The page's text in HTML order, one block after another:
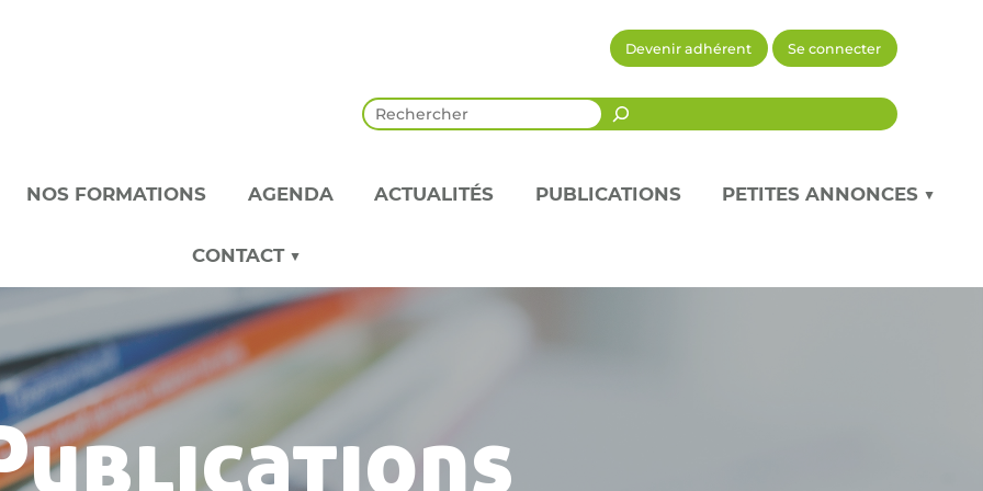
Devenir adhérent Se connecter
NOS FORMATIONS AGENDA ACTUALITÉS PUBLICATIONS PETITES ANNONCES ▼
CONTACT ▼